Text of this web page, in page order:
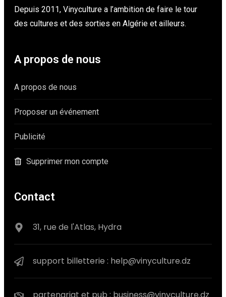
Depuis 2011, Vinyculture a l’ambition de faire le tour
des cultures et des sorties en Algérie et ailleurs.
A propos de nous
A propos de nous
Proposer un événement
Publicité
Supprimer mon compte
Contact
31, rue de l'Atlas, Hydra
support billetterie : help@vinyculture.dz